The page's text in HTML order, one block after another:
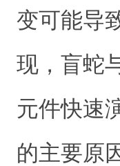
变可能导
现，盲蛇
元件快速
的主要原